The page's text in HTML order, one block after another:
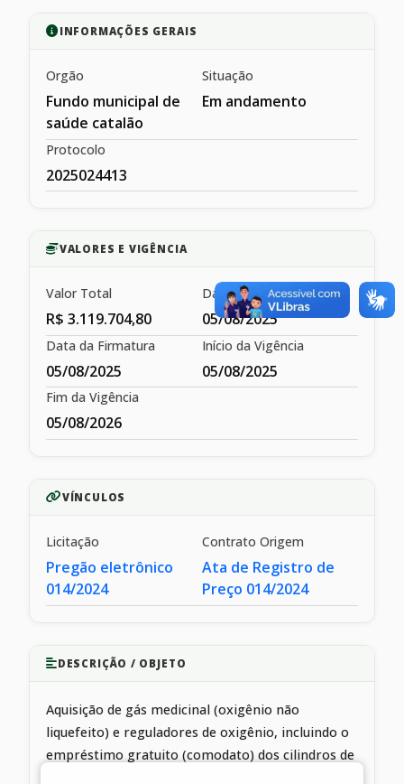
INFORMAÇÕES GERAIS
Orgão
Fundo municipal de
saúde catalão
Situação
Em andamento
Protocolo
2025024413
VALORES E VIGÊNCIA
Valor Total
R$ 3.119.704,80
Data de Publicação
05/08/2025
Data da Firmatura
05/08/2025
Início da Vigência
05/08/2025
Fim da Vigência
05/08/2026
VÍNCULOS
Licitação
Pregão eletrônico
014/2024
Contrato Origem
Ata de Registro de
Preço 014/2024
DESCRIÇÃO / OBJETO
Aquisição de gás medicinal (oxigênio não
liquefeito) e reguladores de oxigênio, incluindo o
empréstimo gratuito (comodato) dos cilindros de